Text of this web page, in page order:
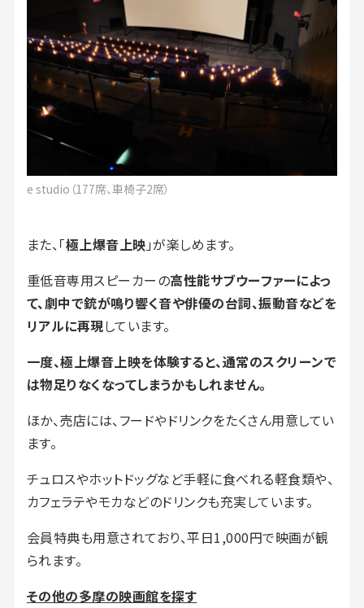
e studio（177席、車椅子2席）
また、「極上爆音上映 」が楽しめます。
重低音専用スピーカーの高性能サブウーファーによっ
て、劇中で銃が鳴り響く音や俳優の台詞、振動音などを
リアルに再現しています。
一度、極上爆音上映を体験すると、通常のスクリーンで
は物足りなくなってしまうかもしれません。
ほか、売店には、フードやドリンクをたくさん用意してい
ます。
チュロスやホットドッグなど手軽に食べれる軽食類や、
カフェラテやモカなどのドリンクも充実しています。
会員特典も用意されており、平日1,000円で映画が観
られます。
その他の多摩の映画館を探す